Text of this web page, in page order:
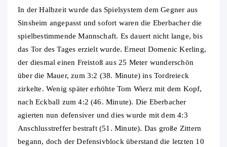
In der Halbzeit wurde das Spielsystem dem Gegner aus
Sinsheim angepasst und sofort waren die Eberbacher die
spielbestimmende Mannschaft. Es dauert nicht lange, bis
das Tor des Tages erzielt wurde. Erneut Domenic Kerling,
der diesmal einen Freistoß aus 25 Meter wunderschön
über die Mauer, zum 3:2 (38. Minute) ins Tordreieck
zirkelte. Wenig später erhöhte Tom Wierz mit dem Kopf,
nach Eckball zum 4:2 (46. Minute). Die Eberbacher
agierten nun defensiver und dies wurde mit dem 4:3
Anschlusstreffer bestraft (51. Minute). Das große Zittern
begann, doch der Defensivblock überstand die letzten 10